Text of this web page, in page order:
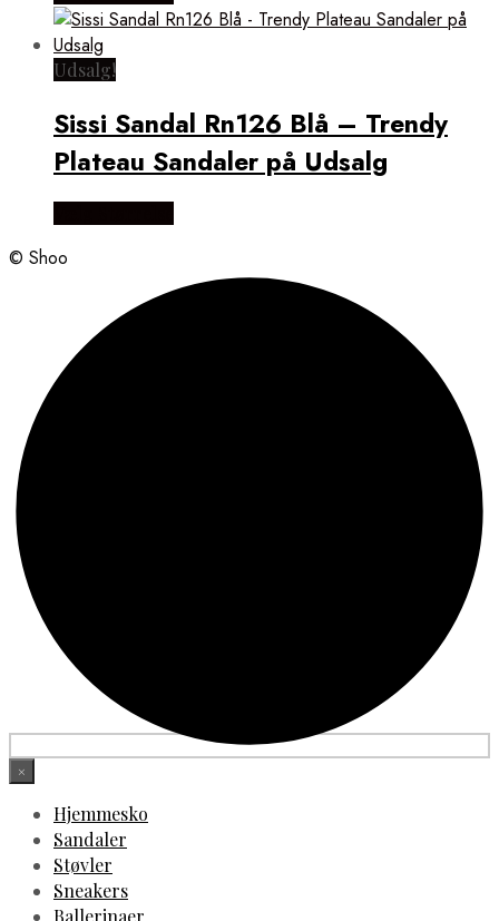
Udsalg!
Sissi Sandal Rn126 Blå – Trendy
Plateau Sandaler på Udsalg
© Shoo
×
Hjemmesko
Sandaler
Støvler
Sneakers
Ballerinaer